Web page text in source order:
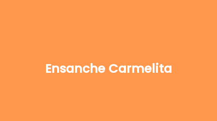
Ensanche Carmelita